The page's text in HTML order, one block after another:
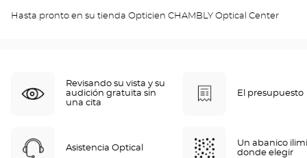
Hasta pronto en su tienda Opticien CHAMBLY Optical Center
Revisando su vista y su
audición gratuita sin
una cita
El presupuesto
Asistencia Optical
Un abanico
donde elegir